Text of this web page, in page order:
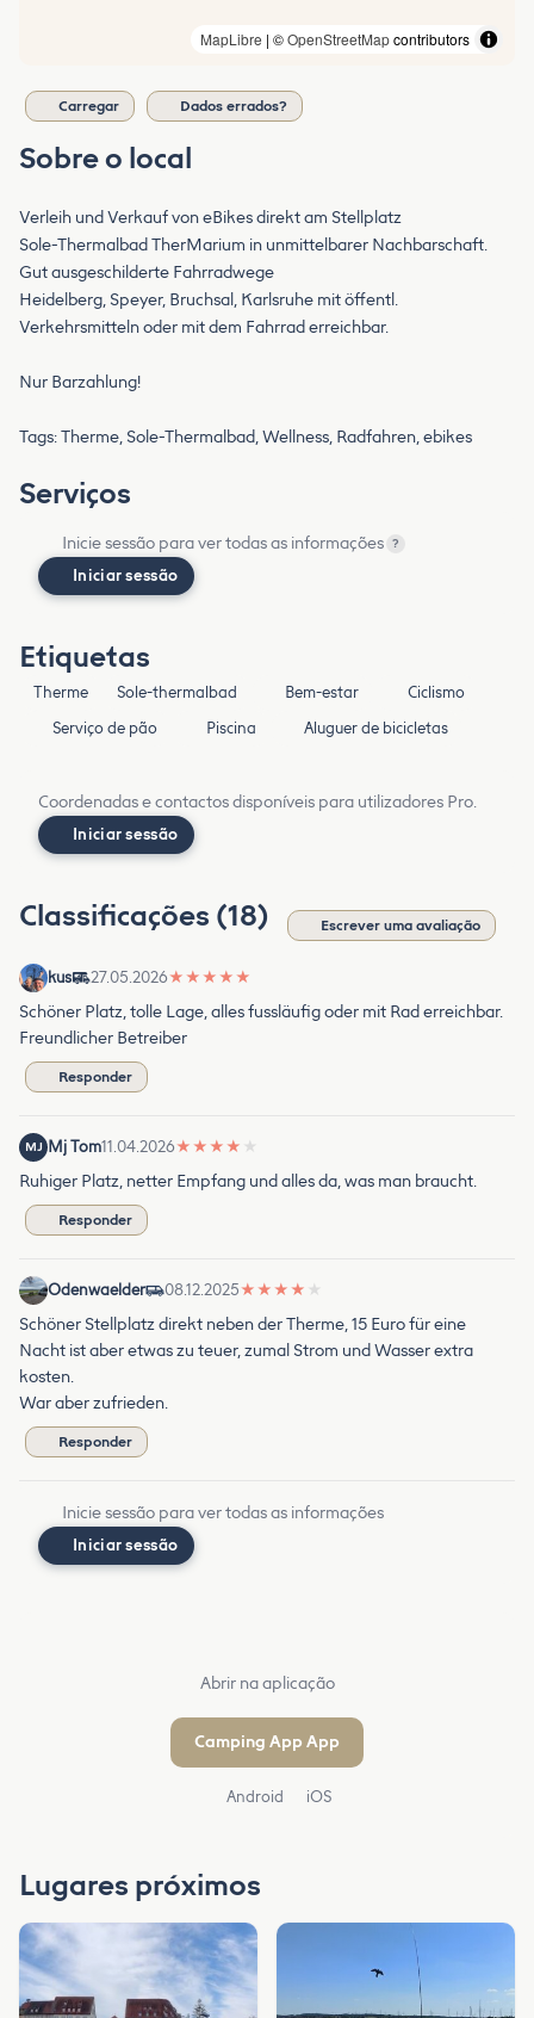
MapLibre | ©OpenStreetMapcontributors
Carregar Dados errados?
Sobre o local
Verleih und Verkauf von eBikes direkt am Stellplatz
Sole-Thermalbad TherMarium in unmittelbarer Nachbarschaft.
Gut ausgeschilderte Fahrradwege
Heidelberg, Speyer, Bruchsal, Karlsruhe mit öffentl.
Verkehrsmitteln oder mit dem Fahrrad erreichbar.
Nur Barzahlung!
Tags: Therme, Sole-Thermalbad, Wellness, Radfahren, ebikes
Serviços
Inicie sessão para ver todas as informações ?
Iniciar sessão
Etiquetas
Therme Sole-thermalbad Bem-estar
Ciclismo
Serviço de pão
Piscina Aluguer de bicicletas
Coordenadas e contactos disponíveis para utilizadores Pro.
Iniciar sessão
Classificações (18) Escrever uma avaliação
kus 27.05.2026★ ★ ★ ★ ★
Schöner Platz, tolle Lage, alles fussläufig oder mit Rad erreichbar.
Freundlicher Betreiber
Responder
MJ Mj Tom11.04.2026★ ★ ★ ★ ★
Ruhiger Platz, netter Empfang und alles da, was man braucht.
Responder
Odenwaelder 08.12.2025★ ★ ★ ★ ★
Schöner Stellplatz direkt neben der Therme, 15 Euro für eine
Nacht ist aber etwas zu teuer, zumal Strom und Wasser extra
kosten.
War aber zufrieden.
Responder
Inicie sessão para ver todas as informações
Iniciar sessão
Abrir na aplicação
Camping App App
Android iOS
Lugares próximos